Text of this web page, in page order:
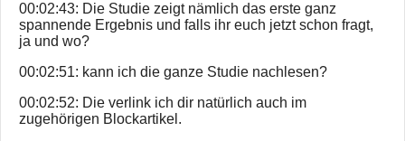
00:02:43: Die Studie zeigt nämlich das erste ganz
spannende Ergebnis und falls ihr euch jetzt schon fragt,
ja und wo?
00:02:51: kann ich die ganze Studie nachlesen?
00:02:52: Die verlink ich dir natürlich auch im
zugehörigen Blockartikel.